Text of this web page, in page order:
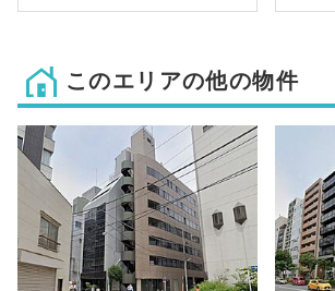
このエリアの他の物件